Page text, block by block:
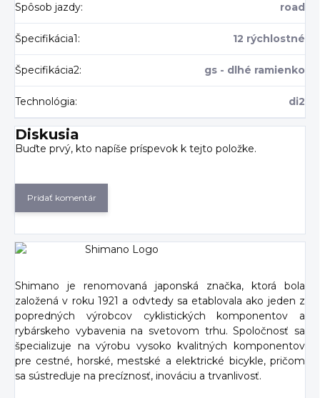
Spôsob jazdy: road
Špecifikácia1 : 12 rýchlostné
Špecifikácia2: gs - dlhé ramienko
Technológia: di2
Diskusia
Buďte prvý, kto napíše príspevok k tejto položke.
Pridať komentár
Shimano je renomovaná japonská značka, ktorá bola
založená v roku 1921 a odvtedy sa etablovala ako jeden z
popredných výrobcov cyklistických komponentov a
rybárskeho vybavenia na svetovom trhu. Spoločnosť sa
špecializuje na výrobu vysoko kvalitných komponentov
pre cestné, horské, mestské a elektrické bicykle, pričom
sa sústreďuje na precíznosť, inováciu a trvanlivosť.